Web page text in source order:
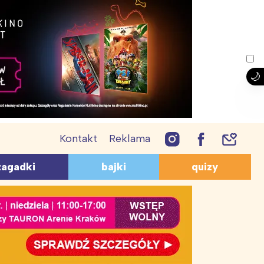
Kontakt Reklama
dzieci 10-12 lat
zobacz więcej
QUIZY
Geograficzne
O bajkach
Z lektur
Dla przedszkolaków
zobacz więcej
PRZEPISY
Śmieszne przepisy
Ciasta i ciasteczka
Desery dla dzieci
Coś do picia
bajki quizy
wiedzy ogólnej dla
Wiosna – quiz